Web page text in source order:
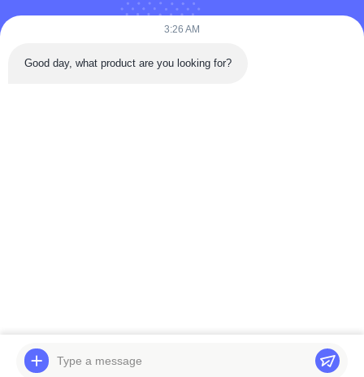
Puooedr@maoyt.com
Bản quyền © © 2025-2026 Viking AutoParts Manufacturing Co., Ltd.. Tất cả.
Tất cả quyền được bảo lưu.
3:26 AM
Good day, what product are you looking for?